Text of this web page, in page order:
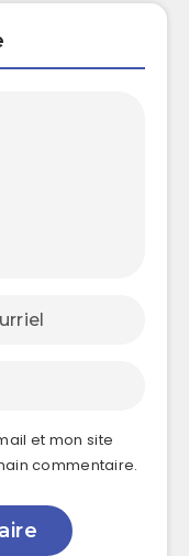
et mon site
commentaire.